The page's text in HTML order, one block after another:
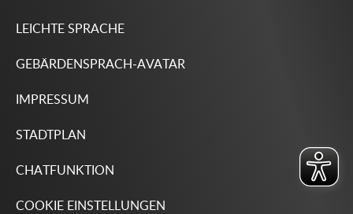
LEICHTE SPRACHE
GEBÄRDENSPRACH-AVATAR
IMPRESSUM
STADTPLAN
CHATFUNKTION
COOKIE EINSTELLUNGEN